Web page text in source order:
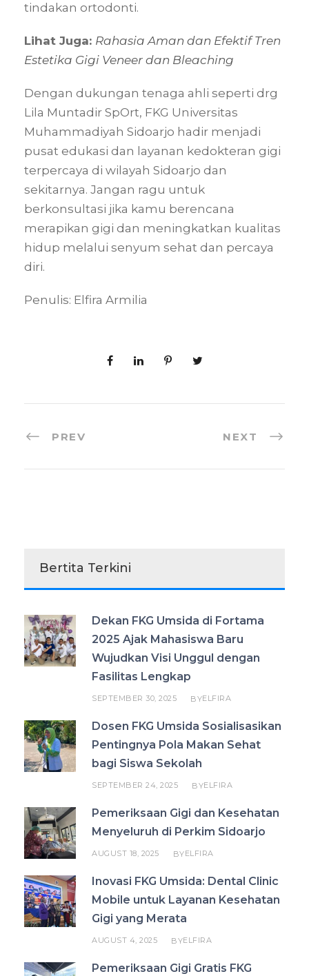
tindakan ortodonti.
Lihat Juga: Rahasia Aman dan Efektif Tren
Estetika Gigi Veneer dan Bleaching
Dengan dukungan tenaga ahli seperti drg
Lila Muntadir SpOrt, FKG Universitas
Muhammadiyah Sidoarjo hadir menjadi
pusat edukasi dan layanan kedokteran gigi
terpercaya di wilayah Sidoarjo dan
sekitarnya. Jangan ragu untuk
berkonsultasi jika kamu berencana
merapikan gigi dan meningkatkan kualitas
hidup melalui senyum sehat dan percaya
diri.
Penulis: Elfira Armilia
PREV NEXT
Bertita Terkini
Dekan FKG Umsida di Fortama
2025 Ajak Mahasiswa Baru
Wujudkan Visi Unggul dengan
Fasilitas Lengkap
SEPTEMBER 30, 2025 BYELFIRA
Dosen FKG Umsida Sosialisasikan
Pentingnya Pola Makan Sehat
bagi Siswa Sekolah
SEPTEMBER 24, 2025 BYELFIRA
Pemeriksaan Gigi dan Kesehatan
Menyeluruh di Perkim Sidoarjo
AUGUST 18, 2025 BYELFIRA
Inovasi FKG Umsida: Dental Clinic
Mobile untuk Layanan Kesehatan
Gigi yang Merata
AUGUST 4, 2025 BYELFIRA
Pemeriksaan Gigi Gratis FKG